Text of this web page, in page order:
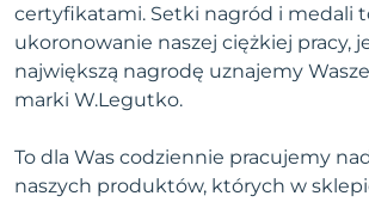
certyfikatami. Setki nagród i medali
ukoronowanie naszej ciężkiej pracy,
największą nagrodę uznajemy
marki W.Legutko.
To dla Was codziennie pracujemy
naszych produktów, których w